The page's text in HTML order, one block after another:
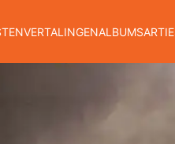
VERTALINGENALBUMS